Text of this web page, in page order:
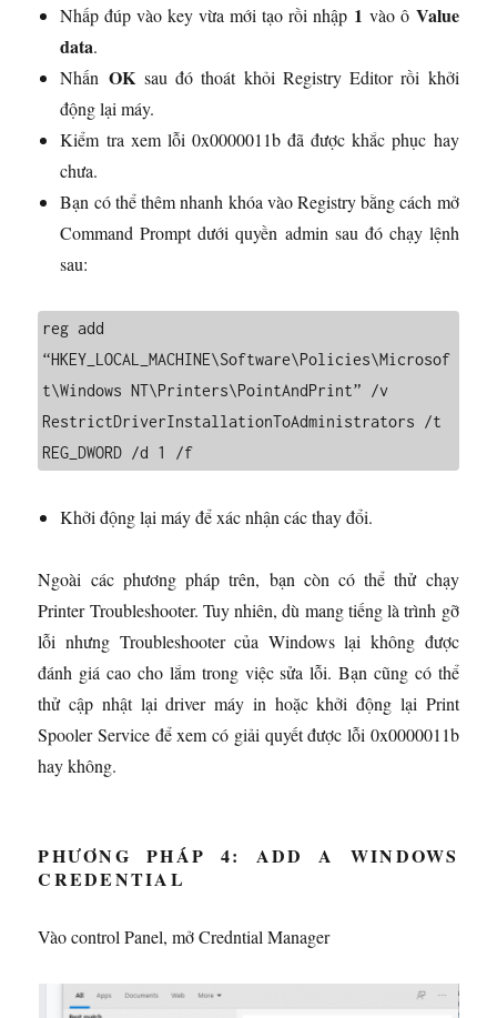
Nhấp đúp vào key vừa mới tạo rồi nhập 1 vào ô Value
data.
Nhấn OKsau đó thoát khỏi Registry Editor rồi khởi
động lại máy.
Kiểm tra xem lỗi 0x0000011b đã được khắc phục hay
chưa.
Bạn có thể thêm nhanh khóa vào Registry bằng cách mở
Command Prompt dưới quyền admin sau đó chạy lệnh
sau:
reg add
“HKEY_LOCAL_MACHINE\Software\Policies\Microsof
t\Windows NT\Printers\PointAndPrint” /v
RestrictDriverInstallationToAdministrators /t
REG_DWORD /d 1 /f
Khởi động lại máy để xác nhận các thay đổi.
Ngoài các phương pháp trên, bạn còn có thể thử chạy
Printer Troubleshooter. Tuy nhiên, dù mang tiếng là trình gỡ
lỗi nhưng Troubleshooter của Windows lại không được
đánh giá cao cho lắm trong việc sửa lỗi. Bạn cũng có thể
thử cập nhật lại driver máy in hoặc khởi động lại Print
Spooler Service để xem có giải quyết được lỗi 0x0000011b
hay không.
PHƯƠNG PHÁP 4: ADD A WINDOWS
CREDENTIAL
Vào control Panel, mở Credntial Manager